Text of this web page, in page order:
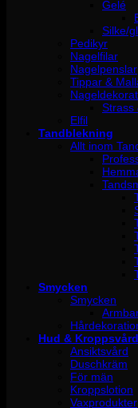
Gelé
Silke/
Pedikyr
Nagelfilar
Nagelpenslar
Tippar &
Strass
Elfil
Tandblekning
Allt inom
Smycken
Smycken
Hud & Kroppsvård
Ansiktsvård
Duschkräm
För män
Kroppslotion
Vaxprodukter